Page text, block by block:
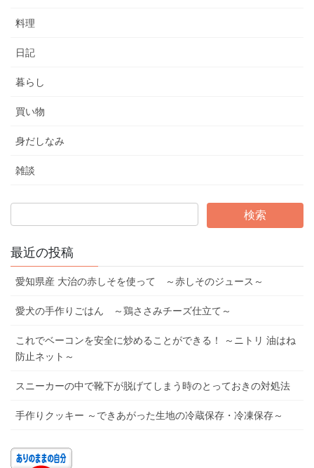
料理
日記
暮らし
買い物
身だしなみ
雑談
最近の投稿
愛知県産 大治の赤しそを使って ～赤しそのジュース～
愛犬の手作りごはん ～鶏ささみチーズ仕立て～
これでベーコンを安全に炒めることができる！ ～ニトリ 油はね
防止ネット～
スニーカーの中で靴下が脱げてしまう時のとっておきの対処法
手作りクッキー ～できあがった生地の冷蔵保存・冷凍保存～